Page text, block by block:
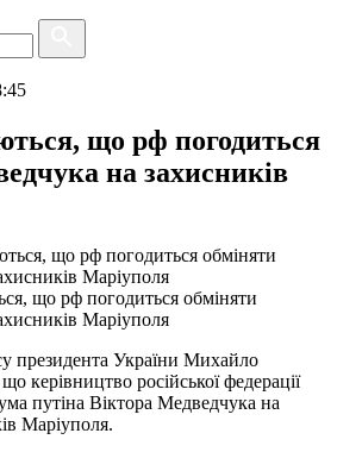
що рф погодиться
на захисників
що рф погодиться обміняти
Маріуполя
президента України Михайло
керівництво російської федерації
путіна Віктора Медведчука на
Маріуполя.